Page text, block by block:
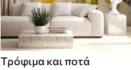
Τρόφιμα και ποτά